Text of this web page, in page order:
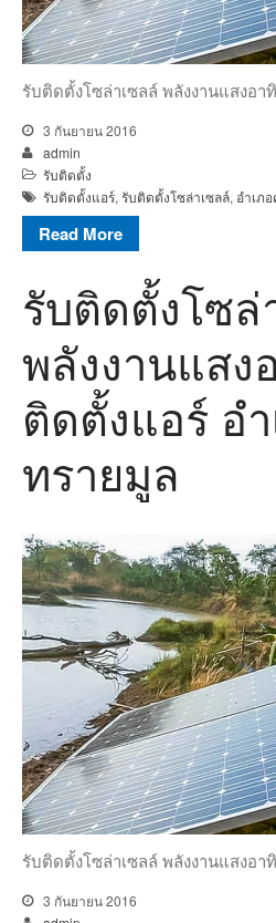
รับติดตั้งโซล่าเซลล์ พลังงานแสงอ
3 กันยายน 2016
admin
รับติดตั้ง
รับติดตั้งแอร์, รับติดตั้งโซล่าเซลล์, อำเภ
Read More
รับติดตั้งโซล่
พลังงานแสง
ติดตั้งแอร์ อ
ทรายมูล
รับติดตั้งโซล่าเซลล์ พลังงานแสงอ
3 กันยายน 2016